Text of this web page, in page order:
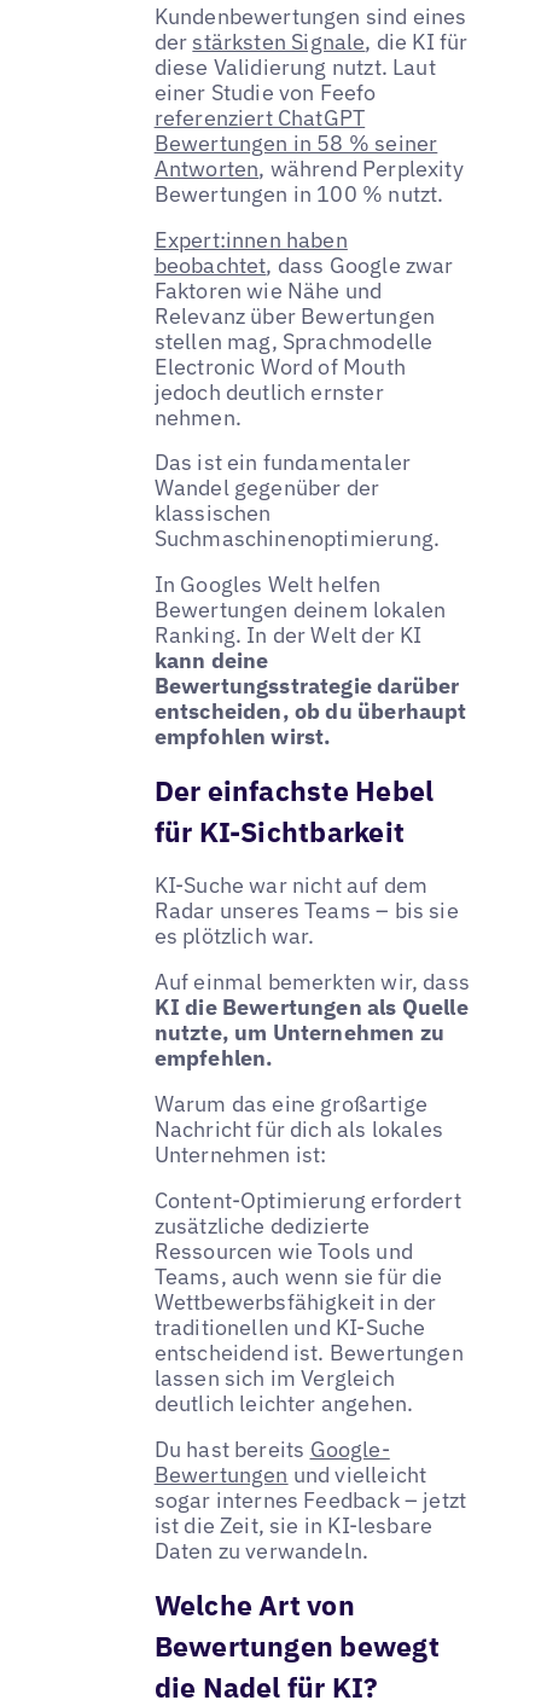
Kundenbewertungen sind eines
der stärksten Signale, die KI für
diese Validierung nutzt. Laut
einer Studie von Feefo
referenziert ChatGPT
Bewertungen in 58 % seiner
Antworten, während Perplexity
Bewertungen in 100 % nutzt.
Expert:innen haben
beobachtet, dass Google zwar
Faktoren wie Nähe und
Relevanz über Bewertungen
stellen mag, Sprachmodelle
Electronic Word of Mouth
jedoch deutlich ernster
nehmen.
Das ist ein fundamentaler
Wandel gegenüber der
klassischen
Suchmaschinenoptimierung.
In Googles Welt helfen
Bewertungen deinem lokalen
Ranking. In der Welt der KI
kann deine
Bewertungsstrategie darüber
entscheiden, ob du überhaupt
empfohlen wirst.
Der einfachste Hebel
für KI-Sichtbarkeit
KI-Suche war nicht auf dem
Radar unseres Teams – bis sie
es plötzlich war.
Auf einmal bemerkten wir, dass
KI die Bewertungen als Quelle
nutzte, um Unternehmen zu
empfehlen.
Warum das eine großartige
Nachricht für dich als lokales
Unternehmen ist:
Content-Optimierung erfordert
zusätzliche dedizierte
Ressourcen wie Tools und
Teams, auch wenn sie für die
Wettbewerbsfähigkeit in der
traditionellen und KI-Suche
entscheidend ist. Bewertungen
lassen sich im Vergleich
deutlich leichter angehen.
Du hast bereits Google-
Bewertungen und vielleicht
sogar internes Feedback – jetzt
ist die Zeit, sie in KI-lesbare
Daten zu verwandeln.
Welche Art von
Bewertungen bewegt
die Nadel für KI?